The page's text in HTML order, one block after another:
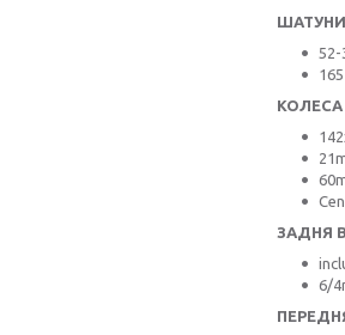
ШАТУНИ
52-
КОЛЕСА
ЗАДНЯ
6/